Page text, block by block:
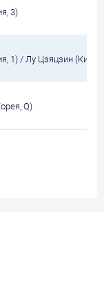
3)
1) / Лу Цзяцзин
Q)